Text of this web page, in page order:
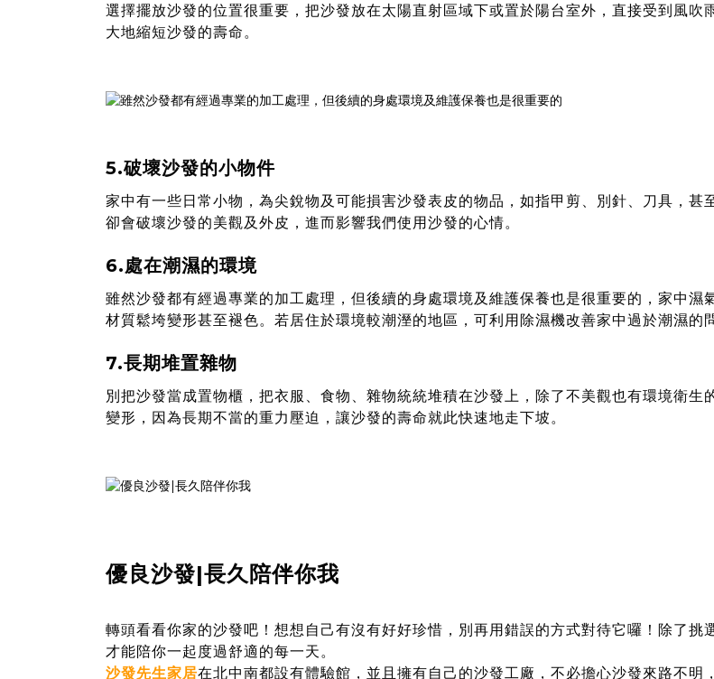
選擇擺放沙發的位置很重要，把沙發放在太陽直射區域下或置於陽台室外，直接受到風
大地縮短沙發的壽命。
5.破壞沙發的小物件
家中有一些日常小物，為尖銳物及可能損害沙發表皮的物品，如指甲剪、別針、刀具，
卻會破壞沙發的美觀及外皮，進而影響我們使用沙發的心情。
6.處在潮濕的環境
雖然沙發都有經過專業的加工處理，但後續的身處環境及維護保養也是很重要的，家中
材質鬆垮變形甚至褪色。若居住於環境較潮溼的地區，可利用除濕機改善家中過於潮濕的
7.長期堆置雜物
別把沙發當成置物櫃，把衣服、食物、雜物統統堆積在沙發上，除了不美觀也有環境衛
變形，因為長期不當的重力壓迫，讓沙發的壽命就此快速地走下坡。
優良沙發|長久陪伴你我
轉頭看看你家的沙發吧！想想自己有沒有好好珍惜，別再用錯誤的方式對待它囉！除了
才能陪你一起度過舒適的每一天。
沙發先生家居在北中南都設有體驗館，並且擁有自己的沙發工廠，不必擔心沙發來路不